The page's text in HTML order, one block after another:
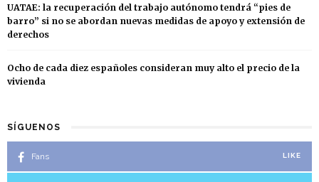
UATAE: la recuperación del trabajo autónomo tendrá “pies de
barro” si no se abordan nuevas medidas de apoyo y extensión de
derechos
Ocho de cada diez españoles consideran muy alto el precio de la
vivienda
SÍGUENOS
Fans LIKE